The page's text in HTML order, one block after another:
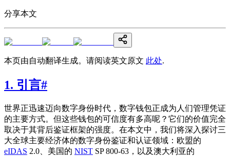
分享本文
本页由自动翻译生成。请阅读英文原文 此处.
1. 引言#
世界正迅速迈向数字身份时代，数字钱包正成为人们管理凭证
的主要方式。但这些钱包的可信度有多高呢？它们的价值完全
取决于其背后鉴证框架的强度。在本文中，我们将深入探讨三
大全球主要经济体的数字身份鉴证和认证领域：欧盟的
eIDAS 2.0、美国的 NIST SP 800-63，以及澳大利亚的